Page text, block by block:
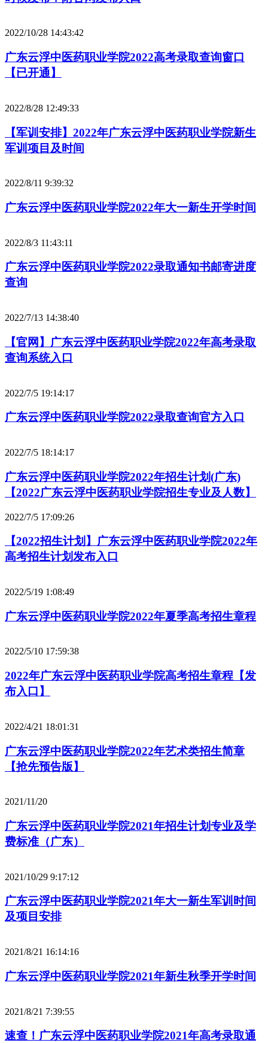
2022/10/28 14:43:42
广东云浮中医药职业学院2022高考录取查询窗口
【已开通】
2022/8/28 12:49:33
【军训安排】2022年广东云浮中医药职业学院新生
军训项目及时间
2022/8/11 9:39:32
广东云浮中医药职业学院2022年大一新生开学时间
2022/8/3 11:43:11
广东云浮中医药职业学院2022录取通知书邮寄进度
查询
2022/7/13 14:38:40
【官网】广东云浮中医药职业学院2022年高考录取
查询系统入口
2022/7/5 19:14:17
广东云浮中医药职业学院2022录取查询官方入口
2022/7/5 18:14:17
广东云浮中医药职业学院2022年招生计划(广东)
【2022广东云浮中医药职业学院招生专业及人数】
2022/7/5 17:09:26
【2022招生计划】广东云浮中医药职业学院2022年
高考招生计划发布入口
2022/5/19 1:08:49
广东云浮中医药职业学院2022年夏季高考招生章程
2022/5/10 17:59:38
2022年广东云浮中医药职业学院高考招生章程【发
布入口】
2022/4/21 18:01:31
广东云浮中医药职业学院2022年艺术类招生简章
【抢先预告版】
2021/11/20
广东云浮中医药职业学院2021年招生计划专业及学
费标准（广东）
2021/10/29 9:17:12
广东云浮中医药职业学院2021年大一新生军训时间
及项目安排
2021/8/21 16:14:16
广东云浮中医药职业学院2021年新生秋季开学时间
2021/8/21 7:39:55
速查！广东云浮中医药职业学院2021年高考录取通